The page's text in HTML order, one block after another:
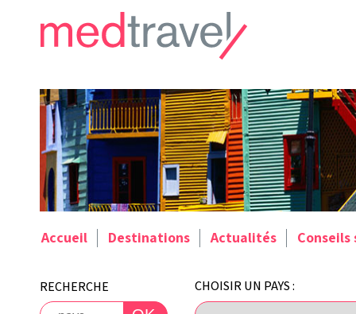
Accueil Destinations Actualités Conseils
RECHERCHE CHOISIR UN PAYS :